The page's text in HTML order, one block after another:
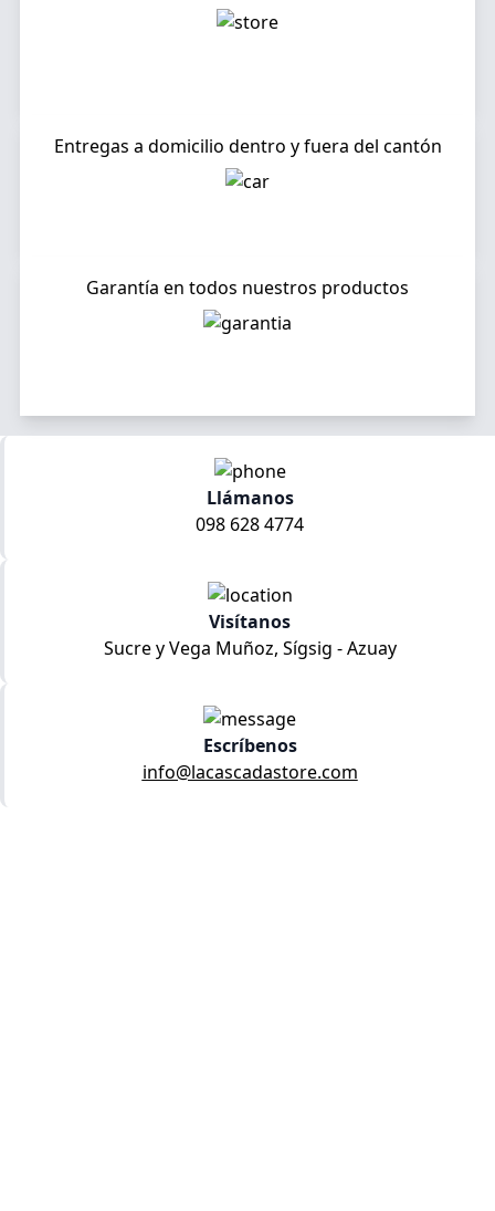
Entregas a domicilio dentro y fuera del cantón
Garantía en todos nuestros productos
Llámanos
098 628 4774
Visítanos
Sucre y Vega Muñoz, Sígsig - Azuay
Escríbenos
info@lacascadastore.com